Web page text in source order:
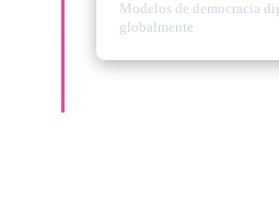
Modelos de democracia
globalmente